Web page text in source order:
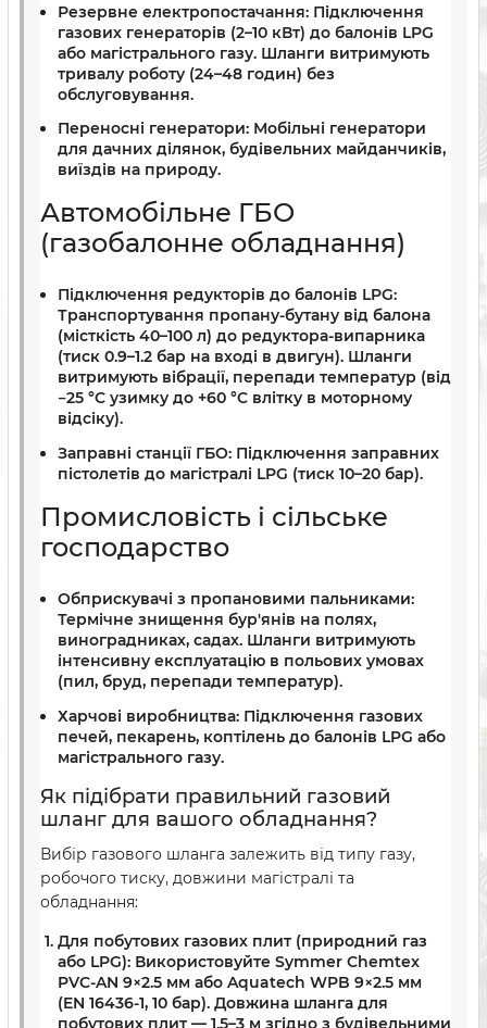
Резервне електропостачання: Підключення
газових генераторів (2–10 кВт) до балонів LPG
або магістрального газу. Шланги витримують
тривалу роботу (24–48 годин) без
обслуговування.
Переносні генератори: Мобільні генератори
для дачних ділянок, будівельних майданчиків,
виїздів на природу.
Автомобільне ГБО
(газобалонне обладнання)
Підключення редукторів до балонів LPG:
Транспортування пропану-бутану від балона
(місткість 40–100 л) до редуктора-випарника
(тиск 0.9–1.2 бар на вході в двигун). Шланги
витримують вібрації, перепади температур (від
−25 °C узимку до +60 °C влітку в моторному
відсіку).
Заправні станції ГБО: Підключення заправних
пістолетів до магістралі LPG (тиск 10–20 бар).
Промисловість і сільське
господарство
Обприскувачі з пропановими пальниками:
Термічне знищення бур'янів на полях,
виноградниках, садах. Шланги витримують
інтенсивну експлуатацію в польових умовах
(пил, бруд, перепади температур).
Харчові виробництва: Підключення газових
печей, пекарень, коптілень до балонів LPG або
магістрального газу.
Як підібрати правильний газовий
шланг для вашого обладнання?
Вибір газового шланга залежить від типу газу,
робочого тиску, довжини магістралі та
обладнання:
Для побутових газових плит (природний газ
або LPG): Використовуйте Symmer Chemtex
PVC-AN 9×2.5 мм або Aquatech WPB 9×2.5 мм
(EN 16436-1, 10 бар). Довжина шланга для
побутових плит — 1.5–3 м згідно з будівельними